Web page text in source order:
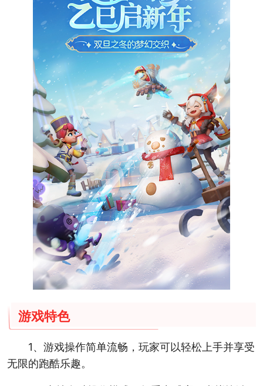
游戏特色
1、游戏操作简单流畅，玩家可以轻松上手并享受
无限的跑酷乐趣。